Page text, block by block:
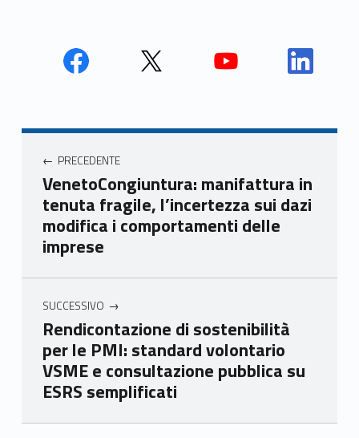
Unio
mer
e
Ven
eto
Unio
e
Ven
eto
Unio
e
Ven
eto
Unio
e
Ven
Navigazione articoli
PRECEDENTE
VenetoCongiuntura: manifattura in
tenuta fragile, l’incertezza sui dazi
modifica i comportamenti delle
imprese
SUCCESSIVO
Rendicontazione di sostenibilità
per le PMI: standard volontario
VSME e consultazione pubblica su
ESRS semplificati
Skip back to main navigation